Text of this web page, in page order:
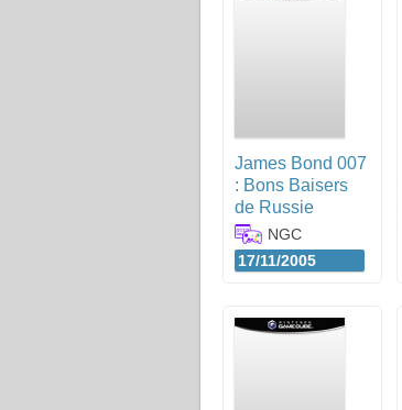
James Bond 007
: Bons Baisers
de Russie
NGC
17/11/2005